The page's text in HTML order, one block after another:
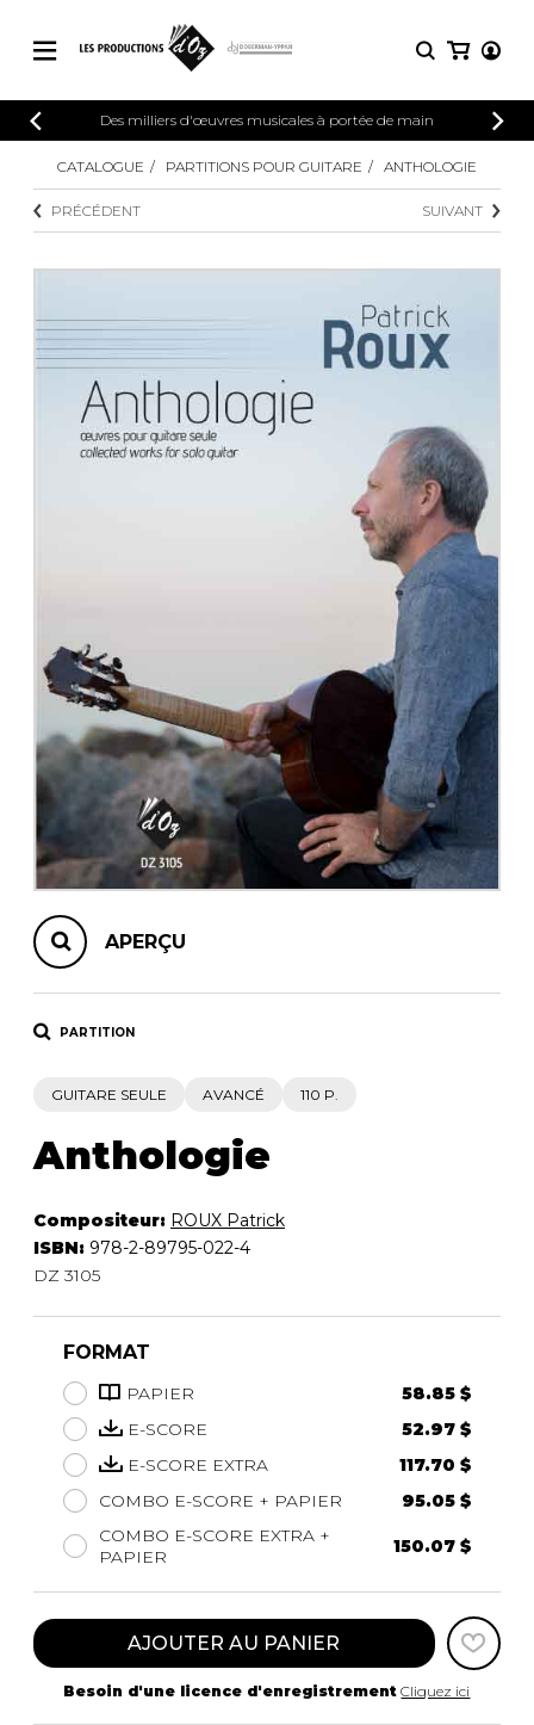
CATALOGUE
Explorez notre catalogue de partitions
riche en œuvres originales et en
arrangements de qualité.
PARTITIONS POUR GUITARE
PARTITIONS POUR AUTRES
INSTRUMENTS
CONNEXION
INSCRIPTION
Des milliers d'œuvres musicales à portée de main
PARTITIONS
Méthodes
3 guitares
4 guitares
5 guitares et plus
Orchestre de guitares
Concerto pour
Guitare et un autre
Musique de
CATALOGUE PARTITIONS POUR GUITARE ANTHOLOGIE
PRÉCÉDENT SUIVANT
APERÇU
PARTITION
GUITARE SEULE AVANCÉ 110 P.
Anthologie
Compositeur: ROUX Patrick
ISBN: 978-2-89795-022-4
DZ 3105
FORMAT
PAPIER
58.85 $
E-SCORE
52.97 $
E-SCORE EXTRA
117.70 $
COMBO E-SCORE + PAPIER
95.05 $
COMBO E-SCORE EXTRA +
PAPIER
150.07 $
AJOUTER AU PANIER
Besoin d'une licence d'enregistrement Cliquez ici